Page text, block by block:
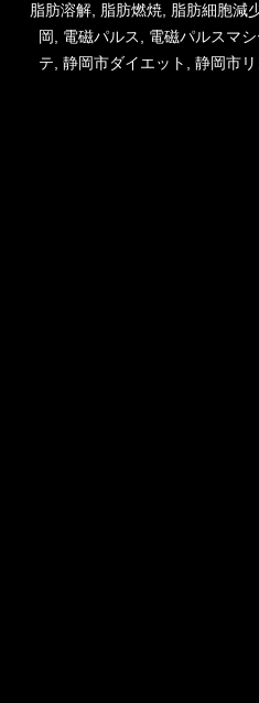
脂肪溶解 脂肪燃焼 脂肪細胞減
岡
電磁パルス 電磁パルスマ
テ ,静岡市ダイエット ,静岡市